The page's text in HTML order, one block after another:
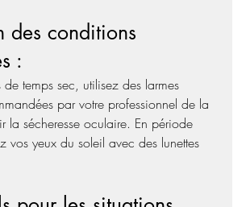
des conditions
:
temps sec, utilisez des larmes
par votre professionnel de la
la sécheresse oculaire. En période
vos yeux du soleil avec des lunettes